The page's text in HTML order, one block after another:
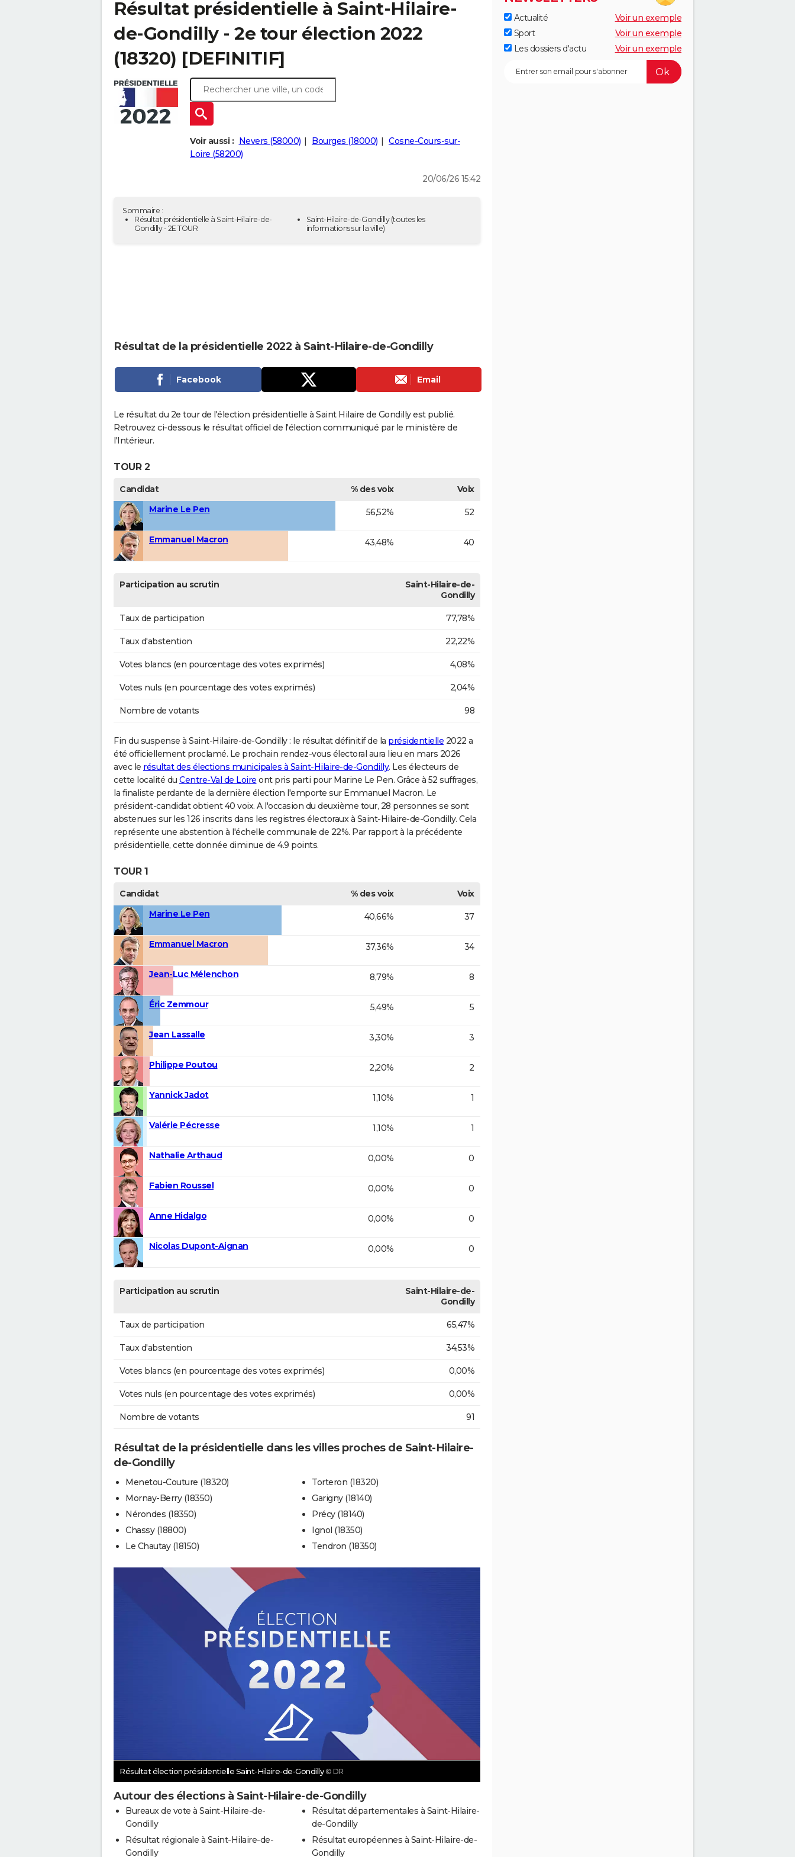
Résultat présidentielle à Saint-Hilaire-
de-Gondilly - 2e tour élection 2022
(18320) [DEFINITIF]
Voir aussi : Nevers (58000) Bourges (18000)
Cosne-Cours-sur-
Loire (58200)
20/06/26 15:42
Sommaire :
Résultat présidentielle à Saint-Hilaire-de-
Gondilly - 2E TOUR
Saint-Hilaire-de-Gondilly(toutes les
informations sur la ville)
Résultat de la présidentielle 2022 à Saint-Hilaire-de-Gondilly
Facebook Email
Le résultat du 2e tour de l'élection présidentielle à Saint Hilaire de Gondilly est publié.
Retrouvez ci-dessous le résultat officiel de l'élection communiqué par le ministère de
l'Intérieur.
TOUR 2
Candidat % des voix
Voix
Marine Le Pen
56,52% 52
Emmanuel Macron 43,48% 40
Participation au scrutin
Saint-Hilaire-de-
Gondilly
Taux de participation 77,78%
Taux d'abstention 22,22%
Votes blancs (en pourcentage des votes exprimés) 4,08%
Votes nuls (en pourcentage des votes exprimés) 2,04%
Nombre de votants 98
Fin du suspense à Saint-Hilaire-de-Gondilly : le résultat définitif de la présidentielle 2022 a
été officiellement proclamé. Le prochain rendez-vous électoral aura lieu en mars 2026
avec le résultat des élections municipales à Saint-Hilaire-de-Gondilly. Les électeurs de
cette localité du Centre-Val de Loire ont pris parti pour Marine Le Pen. Grâce à 52 suffrages,
la finaliste perdante de la dernière élection l'emporte sur Emmanuel Macron. Le
président-candidat obtient 40 voix. A l'occasion du deuxième tour, 28 personnes se sont
abstenues sur les 126 inscrits dans les registres électoraux à Saint-Hilaire-de-Gondilly. Cela
représente une abstention à l'échelle communale de 22%. Par rapport à la précédente
présidentielle, cette donnée diminue de 4.9 points.
TOUR 1
Candidat % des voix
Voix
Marine Le Pen
40,66% 37
Emmanuel Macron 37,36% 34
Jean-Luc Mélenchon 8,79% 8
Éric Zemmour 5,49% 5
Jean Lassalle 3,30% 3
Philippe Poutou 2,20% 2
Yannick Jadot 1,10% 1
Valérie Pécresse 1,10% 1
Nathalie Arthaud 0,00% 0
Fabien Roussel 0,00% 0
Anne Hidalgo 0,00% 0
Nicolas Dupont-Aignan 0,00% 0
Participation au scrutin
Saint-Hilaire-de-
Gondilly
Taux de participation 65,47%
Taux d'abstention 34,53%
Votes blancs (en pourcentage des votes exprimés) 0,00%
Votes nuls (en pourcentage des votes exprimés) 0,00%
Nombre de votants 91
Résultat de la présidentielle dans les villes proches de Saint-Hilaire-
de-Gondilly
Menetou-Couture (18320)
Mornay-Berry (18350)
Nérondes (18350)
Chassy (18800)
Le Chautay (18150)
Torteron (18320)
Garigny (18140)
Précy (18140)
Ignol (18350)
Tendron (18350)
Résultat élection présidentielle Saint-Hilaire-de-Gondilly © DR
Autour des élections à Saint-Hilaire-de-Gondilly
Bureaux de vote à Saint-Hilaire-de-
Gondilly
Résultat régionale à Saint-Hilaire-de-
Gondilly
Résultat départementales à Saint-Hilaire-
de-Gondilly
Résultat européennes à Saint-Hilaire-de-
Gondilly
Actualité
Voir un exemple
Sport
Voir un exemple
Les dossiers d'actu
Voir un exemple